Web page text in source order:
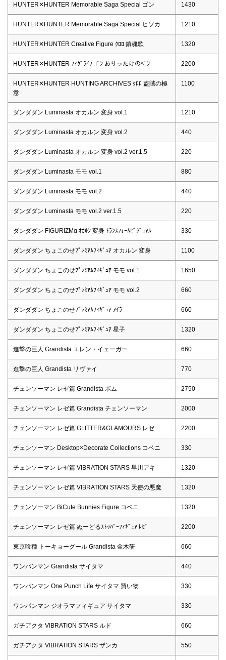
HUNTER✕HUNTER Memorable Saga Special ゴン 1430
HUNTER✕HUNTER Memorable Saga Special ヒソカ 1210
HUNTER✕HUNTER Creative Figure ｸﾛﾛ 鎮魂歌 1320
HUNTER✕HUNTER ﾌｨｸﾞﾗｲﾌ ｺﾞﾝ ありったけのﾍﾟﾝ 2200
HUNTER✕HUNTER HUNTING ARCHIVES ｸﾛﾛ 盗賊の極
意
1100
ダンダダン Luminasta オカルン 変身 vol.1 1210
ダンダダン Luminasta オカルン 変身 vol.2 440
ダンダダン Luminasta オカルン 変身 vol.2 ver.1.5 220
ダンダダン Luminasta モモ vol.1 880
ダンダダン Luminasta モモ vol.2 440
ダンダダン Luminasta モモ vol.2 ver.1.5 220
ダンダダン FIGURIZMα ｵｶﾙﾝ 変身 ﾄﾗﾝｽﾌｫｰﾑﾋﾞｼﾞｭｱﾙ 330
ダンダダン ちょこのせﾌﾟﾚﾐｱﾑﾌｨｷﾞｭｱ オカルン 変身 1100
ダンダダン ちょこのせﾌﾟﾚﾐｱﾑﾌｨｷﾞｭｱ モモ vol.1 1650
ダンダダン ちょこのせﾌﾟﾚﾐｱﾑﾌｨｷﾞｭｱ モモ vol.2 660
ダンダダン ちょこのせﾌﾟﾚﾐｱﾑﾌｨｷﾞｭｱ ｱｲﾗ 660
ダンダダン ちょこのせﾌﾟﾚﾐｱﾑﾌｨｷﾞｭｱ 星子 1320
進撃の巨人 Grandista エレン・イェーガー 660
進撃の巨人 Grandista リヴァイ 770
チェンソーマン レゼ篇 Grandista ボム 2750
チェンソーマン レゼ篇 Grandista チェンソーマン 2000
チェンソーマン レゼ篇 GLITTER&GLAMOURS レゼ 2200
チェンソーマン Desktop×Decorate Collections コベニ 330
チェンソーマン レゼ篇 VIBRATION STARS 早川アキ 1320
チェンソーマン レゼ篇 VIBRATION STARS 天使の悪魔 1320
チェンソーマン BiCute Bunnies Figure コベニ 1320
チェンソーマン レゼ篇 ぬーどるｽﾄｯﾊﾟｰﾌｨｷﾞｭｱ ﾚｾﾞ 2200
東京喰種 トーキョーグール Grandista 金木研 660
ワンパンマン Grandista サイタマ 440
ワンパンマン One Punch Life サイタマ 買い物 330
ワンパンマン ジオラマフィギュア サイタマ 330
ガチアクタ VIBRATION STARS ルド 660
ガチアクタ VIBRATION STARS ザンカ 550